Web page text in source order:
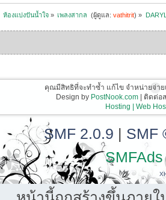
ห้องแบ่งปันน้ำใจ» เพลงสากล (ผู้ดูแล:vathitrit) »
คุณมีสิทธิที่จะทำซ้ำ แก้ไข จำหน่ายจ่า
Design by PostNook.com| ติดต่อส
Hosting | Web
SMF 2.0.9 | SMF
SMFAds